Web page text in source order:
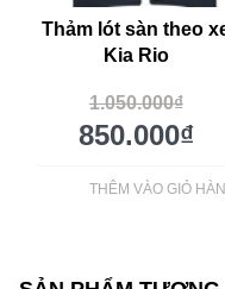
Thảm lót sàn theo
Kia Rio
1.050.000₫
850.000₫
THÊM VÀO GIỎ